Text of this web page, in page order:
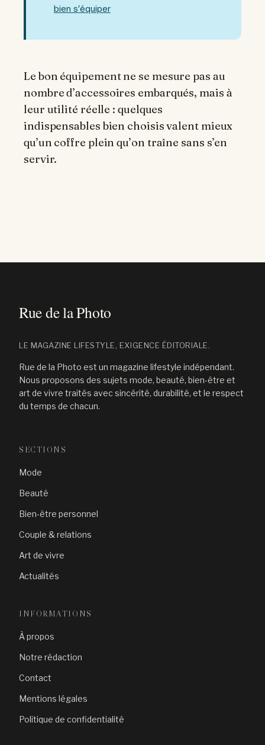
bien s’équiper
Le bon équipement ne se mesure pas au
nombre d’accessoires embarqués, mais à
leur utilité réelle : quelques
indispensables bien choisis valent mieux
qu’un coffre plein qu’on traîne sans s’en
servir.
LE MAGAZINE LIFESTYLE, EXIGENCE ÉDITORIALE.
Rue de la Photo est un magazine lifestyle indépendant.
Nous proposons des sujets mode, beauté, bien-être et
art de vivre traités avec sincérité, durabilité, et le respect
du temps de chacun.
SECTIONS
Mode
Beauté
Bien-être personnel
Couple & relations
Art de vivre
Actualités
INFORMATIONS
À propos
Notre rédaction
Contact
Mentions légales
Politique de confidentialité